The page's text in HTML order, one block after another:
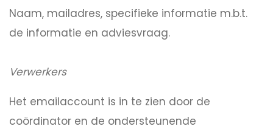
Naam, mailadres, specifieke informatie m.b.t.
de informatie en adviesvraag.
Verwerkers
Het emailaccount is in te zien door de
coördinator en de ondersteunende